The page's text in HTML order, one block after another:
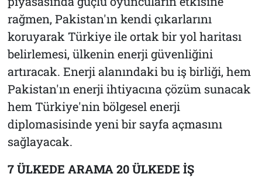
rağmen, Pakistan'ın kendi çıkarlarını
koruyarak Türkiye ile ortak bir yol haritası
belirlemesi, ülkenin enerji güvenliğini
artıracak. Enerji alanındaki bu iş birliği, hem
Pakistan'ın enerji ihtiyacına çözüm sunacak
hem Türkiye'nin bölgesel enerji
diplomasisinde yeni bir sayfa açmasını
sağlayacak.
7 ÜLKEDE ARAMA 20 ÜLKEDE İŞ